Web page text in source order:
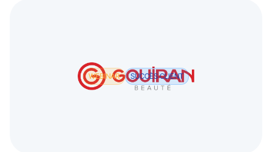
WEBINAR SUCCÈS CLIENT